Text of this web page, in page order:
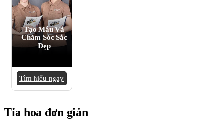
Tạo Mẫu Và
Chăm Sóc Sắc
Đẹp
Tìm hiểu ngay
Tỉa hoa đơn giản